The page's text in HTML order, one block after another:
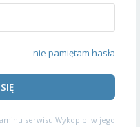
nie pamiętam hasła
serwisu Wykop.pl w jego